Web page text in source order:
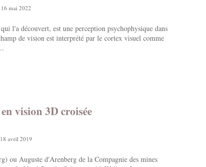
16 mai 2022
l'a découvert, est une perception psychophysique dans
de vision est interprété par le cortex visuel comme
vision 3D croisée
18 avril 2019
ou Auguste d'Arenberg de la Compagnie des mines